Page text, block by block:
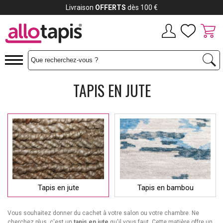
TAPIS EN JUTE
Tapis en jute Tapis en bambou
Vous souhaitez donner du cachet à votre salon ou votre chambre. Ne
Payez jusqu'à12x